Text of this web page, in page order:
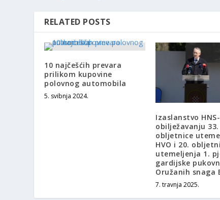
RELATED POSTS
10 najčešćih prevara
prilikom kupovine
polovnog automobila
5. svibnja 2024.
Izaslanstvo
obilježavanju 33.
obljetnice
HVO i 20.
utemeljenja 1.
gardijske
Oružanih snaga
7. travnja 2025.